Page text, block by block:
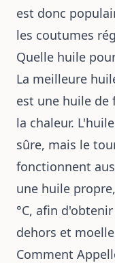
est donc
les coutumes
Quelle huile
La meilleure
est une huile
la chaleur.
sûre, mais le
fonctionnent
une huile
°C, afin
dehors et
Comment